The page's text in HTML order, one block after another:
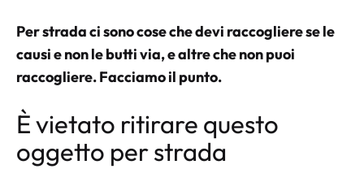
Per strada ci sono cose che devi raccogliere se le
causi e non le butti via, e altre che non puoi
raccogliere. Facciamo il punto.
È vietato ritirare questo
oggetto per strada